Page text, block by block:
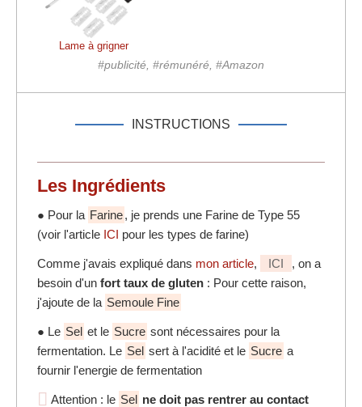
Lame à grigner
#publicité, #rémunéré, #Amazon
INSTRUCTIONS
Les Ingrédients
● Pour la Farine, je prends une Farine de Type 55
(voir l'article ICI pour les types de farine)
Comme j'avais expliqué dans mon article, ICI
, on a
besoin d'un fort taux de gluten : Pour cette raison,
j'ajoute de la Semoule Fine
● Le Sel et le Sucre sont nécessaires pour la
fermentation. Le Sel sert à l'acidité et le Sucre a
fournir l'energie de fermentation
Attention : le Sel ne doit pas rentrer au contact